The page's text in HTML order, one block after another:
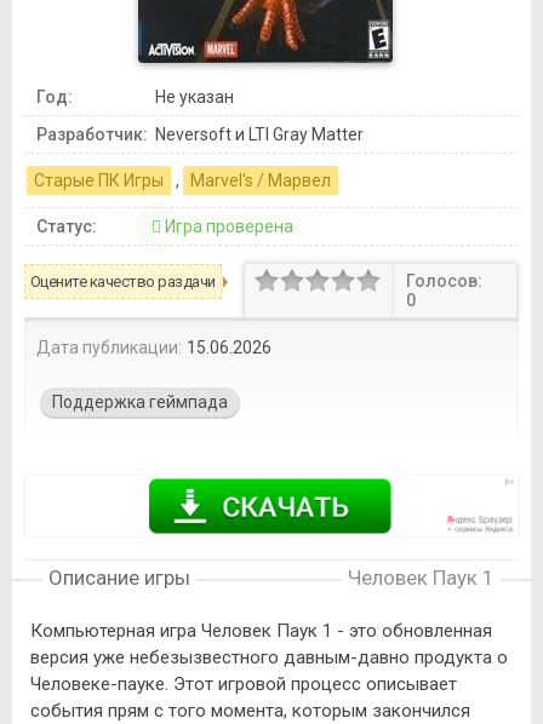
Год:
Не указан
Разработчик: Neversoft и LTI Gray Matter
Старые ПК Игры , Marvel's / Марвел
Статус: Игра проверена
Оцените качество раздачи
Голосов:
0
Дата публикации: 15.06.2026
Поддержка геймпада
Описание игры Человек Паук 1
Компьютерная игра Человек Паук 1 - это обновленная
версия уже небезызвестного давным-давно продукта о
Человеке-пауке. Этот игровой процесс описывает
события прям с того момента, которым закончился